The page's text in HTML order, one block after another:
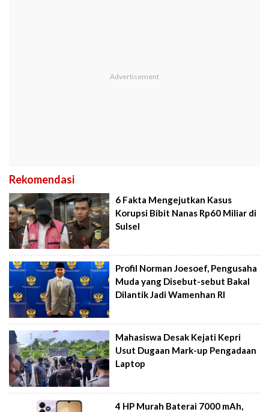
Rekomendasi
6 Fakta Mengejutkan Kasus
Korupsi Bibit Nanas Rp60 Miliar di
Sulsel
Profil Norman Joesoef, Pengusaha
Muda yang Disebut-sebut Bakal
Dilantik Jadi Wamenhan RI
Mahasiswa Desak Kejati Kepri
Usut Dugaan Mark-up Pengadaan
Laptop
4 HP Murah Baterai 7000 mAh,